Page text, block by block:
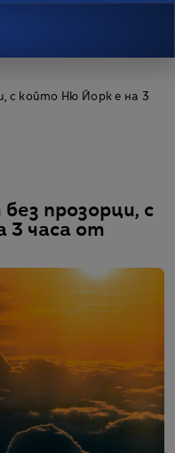
с който Ню Йорк е на 3
прозорци, с
3 часа от